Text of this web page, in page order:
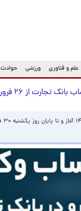
علم و فناوری ورزشی حوادث
از ۲۶ فروردین ماه